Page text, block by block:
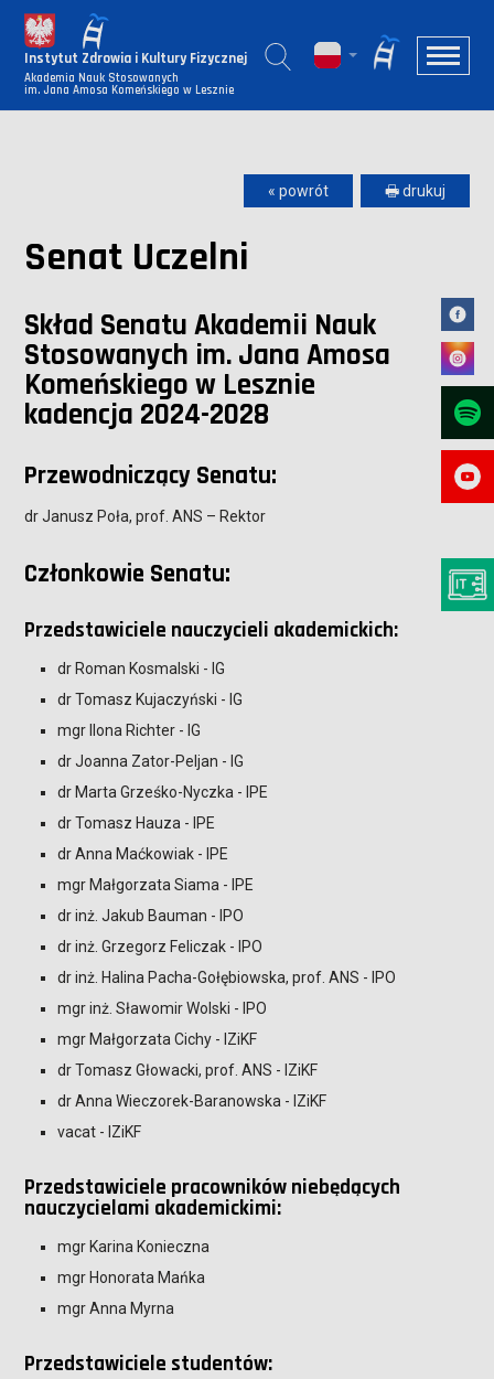
Instytut Zdrowia i Kultury Fizycznej
Akademia Nauk Stosowanych
im. Jana Amosa Komeńskiego w Lesznie
« powrót 🖶 drukuj
Senat Uczelni
Skład Senatu Akademii Nauk
Stosowanych im. Jana Amosa
Komeńskiego w Lesznie
kadencja 2024-2028
Przewodniczący Senatu:
dr Janusz Poła, prof. ANS – Rektor
Członkowie Senatu:
Przedstawiciele nauczycieli akademickich:
dr Roman Kosmalski - IG
dr Tomasz Kujaczyński - IG
mgr Ilona Richter - IG
dr Joanna Zator-Peljan - IG
dr Marta Grześko-Nyczka - IPE
dr Tomasz Hauza - IPE
dr Anna Maćkowiak - IPE
mgr Małgorzata Siama - IPE
dr inż. Jakub Bauman - IPO
dr inż. Grzegorz Feliczak - IPO
dr inż. Halina Pacha-Gołębiowska, prof. ANS - IPO
mgr inż. Sławomir Wolski - IPO
mgr Małgorzata Cichy - IZiKF
dr Tomasz Głowacki, prof. ANS - IZiKF
dr Anna Wieczorek-Baranowska - IZiKF
vacat - IZiKF
Przedstawiciele pracowników niebędących
nauczycielami akademickimi:
mgr Karina Konieczna
mgr Honorata Mańka
mgr Anna Myrna
Przedstawiciele studentów: